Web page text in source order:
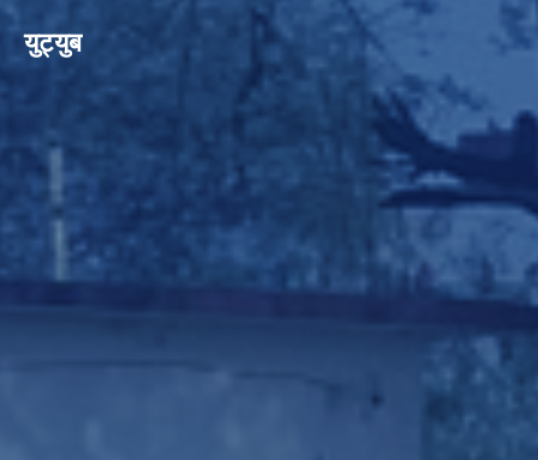
युट्युब